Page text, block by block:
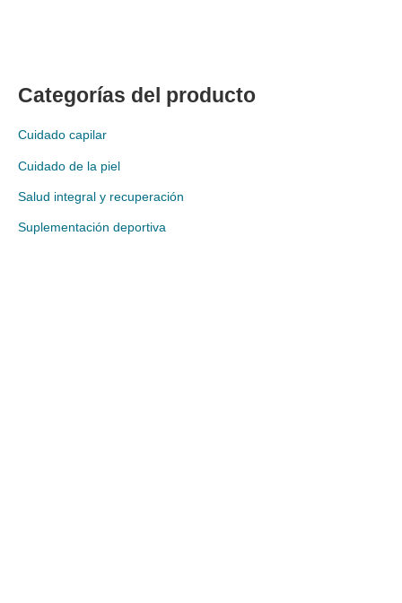
Categorías del producto
Cuidado capilar
Cuidado de la piel
Salud integral y recuperación
Suplementación deportiva